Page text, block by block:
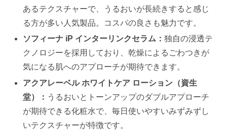
あるテクスチャーで、うるおいが長続きすると感じ
る方が多い人気製品。コスパの良さも魅力です。
ソフィーナ iP インターリンクセラム：独自の浸透テ
クノロジーを採用しており、乾燥によるごわつきが
気になる肌へのアプローチが期待できます。
アクアレーベル ホワイトケア ローション（資生
堂）： うるおいとトーンアップのダブルアプローチ
が期待できる化粧水で、毎日使いやすいみずみずし
いテクスチャーが特徴です。